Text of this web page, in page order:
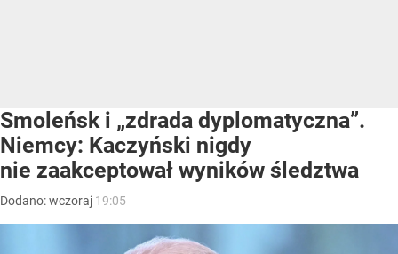
Smoleńsk i „zdrada dyplomatyczna”.
Niemcy: Kaczyński nigdy
nie zaakceptował wyników śledztwa
Dodano:wczoraj 19:05